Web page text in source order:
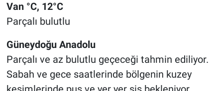
Van °C, 12°C
Parçalı bulutlu
Güneydoğu Anadolu
Parçalı ve az bulutlu geçeceği tahmin ediliyor.
Sabah ve gece saatlerinde bölgenin kuzey